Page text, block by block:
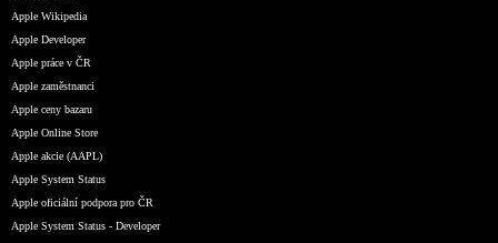
Apple Wikipedia
Apple Developer
Apple práce v ČR
Apple zaměstnanci
Apple ceny bazaru
Apple Online Store
Apple akcie (AAPL)
Apple System Status
Apple oficiální podpora pro ČR
Apple System Status - Developer